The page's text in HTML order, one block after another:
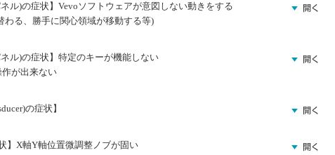
ル)の症状】Vevoソフトウェアが意図しない動きをする
わる、勝手に関心領域が移動する等)
ル)の症状】特定のキーが機能しない
が出来ない
の症状】
】X軸Y軸位置微調整ノブが固い